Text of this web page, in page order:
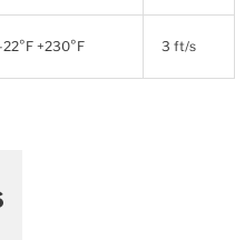
22°F +230°F 3 ft/s